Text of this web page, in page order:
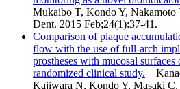
Mukaibo T, Kondo Y, Nakamoto
Dent. 2015 Feb;24(1):37-41.
Comparison of plaque
flow with the use of full-arch
prostheses with mucosal
randomized clinical study.
Kajiwara N, Kondo Y, Masaki